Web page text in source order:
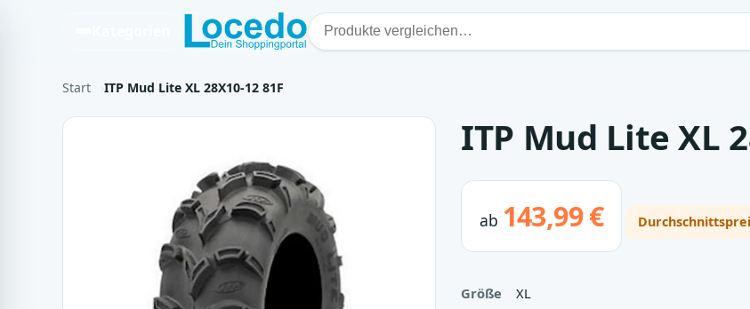
Start ITP Mud Lite XL 28X10-12 81F
ITP Mud Lite XL
ab 143,99 €
Größe XL